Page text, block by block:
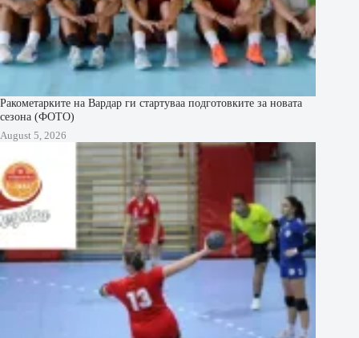
Ракометарките на Вардар ги стартуваа подготовките за новата
сезона (ФОТО)
August 5, 2026